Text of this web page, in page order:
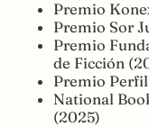
Premio
Premio Sor
Premio
de Ficción
Premio
National
(2025)